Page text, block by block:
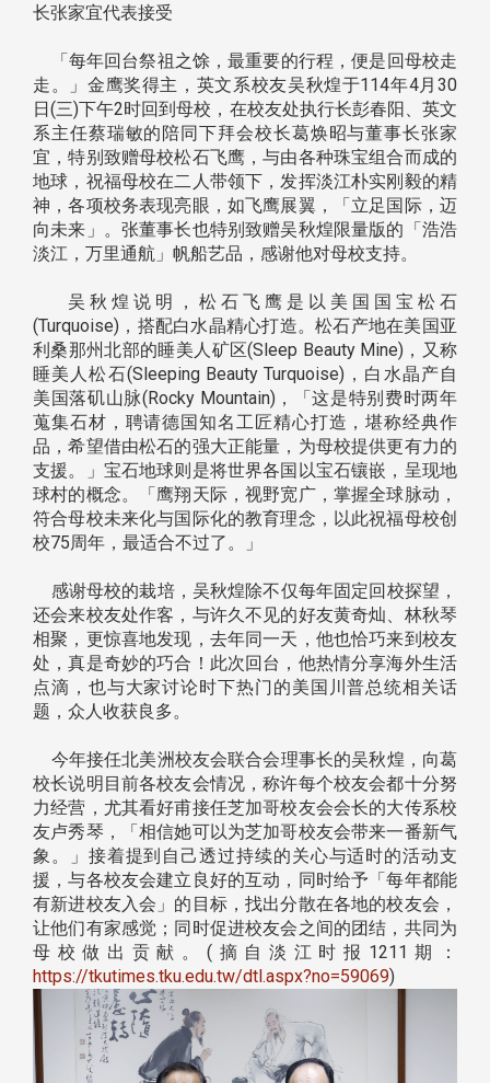
长张家宜代表接受
「每年回台祭祖之馀，最重要的行程，便是回母校走
走。」金鹰奖得主，英文系校友吴秋煌于114年4月30
日(三)下午2时回到母校，在校友处执行长彭春阳、英文
系主任蔡瑞敏的陪同下拜会校长葛焕昭与董事长张家
宜，特别致赠母校松石飞鹰，与由各种珠宝组合而成的
地球，祝福母校在二人带领下，发挥淡江朴实刚毅的精
神，各项校务表现亮眼，如飞鹰展翼，「立足国际，迈
向未来」。张董事长也特别致赠吴秋煌限量版的「浩浩
淡江，万里通航」帆船艺品，感谢他对母校支持。
吴秋煌说明，松石飞鹰是以美国国宝松石
(Turquoise)，搭配白水晶精心打造。松石产地在美国亚
利桑那州北部的睡美人矿区(Sleep Beauty Mine)，又称
睡美人松石(Sleeping Beauty Turquoise)，白水晶产自
美国落矶山脉(Rocky Mountain)，「这是特别费时两年
蒐集石材，聘请德国知名工匠精心打造，堪称经典作
品，希望借由松石的强大正能量，为母校提供更有力的
支援。」宝石地球则是将世界各国以宝石镶嵌，呈现地
球村的概念。「鹰翔天际，视野宽广，掌握全球脉动，
符合母校未来化与国际化的教育理念，以此祝福母校创
校75周年，最适合不过了。」
感谢母校的栽培，吴秋煌除不仅每年固定回校探望，
还会来校友处作客，与许久不见的好友黄奇灿、林秋琴
相聚，更惊喜地发现，去年同一天，他也恰巧来到校友
处，真是奇妙的巧合！此次回台，他热情分享海外生活
点滴，也与大家讨论时下热门的美国川普总统相关话
题，众人收获良多。
今年接任北美洲校友会联合会理事长的吴秋煌，向葛
校长说明目前各校友会情况，称许每个校友会都十分努
力经营，尤其看好甫接任芝加哥校友会会长的大传系校
友卢秀琴，「相信她可以为芝加哥校友会带来一番新气
象。」接着提到自己透过持续的关心与适时的活动支
援，与各校友会建立良好的互动，同时给予「每年都能
有新进校友入会」的目标，找出分散在各地的校友会，
让他们有家感觉；同时促进校友会之间的团结，共同为
母校做出贡献。(摘自淡江时报1211期：
https://tkutimes.tku.edu.tw/dtl.aspx?no=59069)